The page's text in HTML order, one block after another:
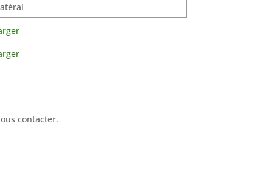
contacter.